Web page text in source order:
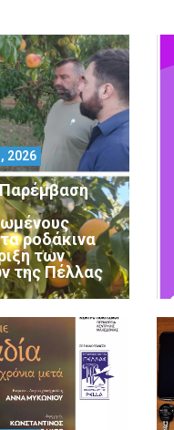
ροδάκινα
των
της Πέλλας
2026